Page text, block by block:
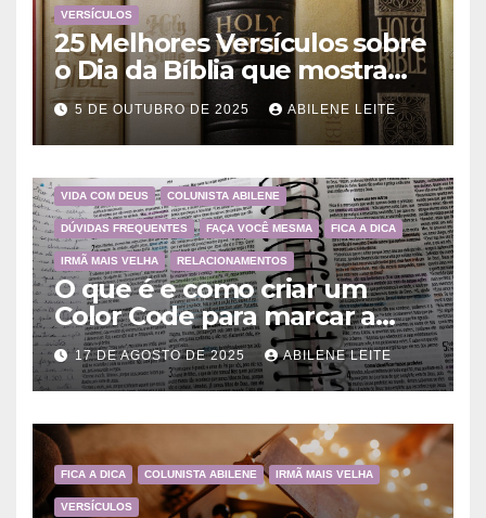
VERSÍCULOS
25 Melhores Versículos sobre
o Dia da Bíblia que mostram
a importância da Palavra de
Deus
5 DE OUTUBRO DE 2025 ABILENE LEITE
VIDA COM DEUS COLUNISTA ABILENE
DÚVIDAS FREQUENTES FAÇA VOCÊ MESMA FICA A DICA
IRMÃ MAIS VELHA RELACIONAMENTOS
O que é e como criar um
Color Code para marcar a
Bíblia?
17 DE AGOSTO DE 2025 ABILENE LEITE
FICA A DICA COLUNISTA ABILENE IRMÃ MAIS VELHA
VERSÍCULOS